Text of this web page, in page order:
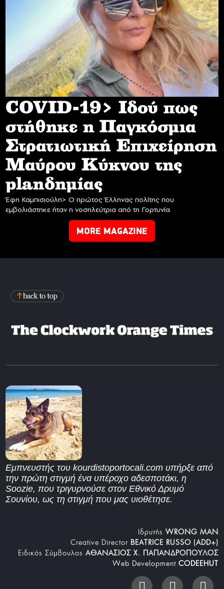
COVID-19> Iδού πως
στήθηκε η Παγκόσμια
Στρατιωτική Επιχείρηση
Mαύρου Κύκνου της
planδημίας
Έφη Καμπισιούλη> Ο πρώτος Έλληνας πολίτης που
εμβολιάστηκε ήταν η νοσηλεύτρια από τη Γορτυνία
MORE MAGAZINE
Εμπνευστής του kourdistoportocali.com υπήρξε από
την πρώτη στιγμή ένα υπέροχο αδεσποτάκι, η
Soozie, που τριγυρνούσε στον Εθνικό Δρυμό
Σουνίου, ως τη στιγμή που μας υιοθέτησε.
Iδρυτής WRONG MAN
Creative Director BEATRICE RUSSO (ADD+)
Ειδικός Σύμβουλος ΑΘΑΝΑΣΙΟΣ Χ. ΠΑΠΑΝΔΡΟΠΟΥΛΟΣ
Web Development CODEEHUT